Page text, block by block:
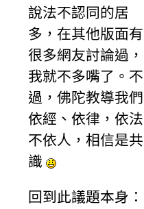
說法不認同的居
多，在其他版面有
很多網友討論過，
我就不多嘴了。不
過，佛陀教導我們
依經、依律，依法
不依人，相信是共
識
回到此議題本身：